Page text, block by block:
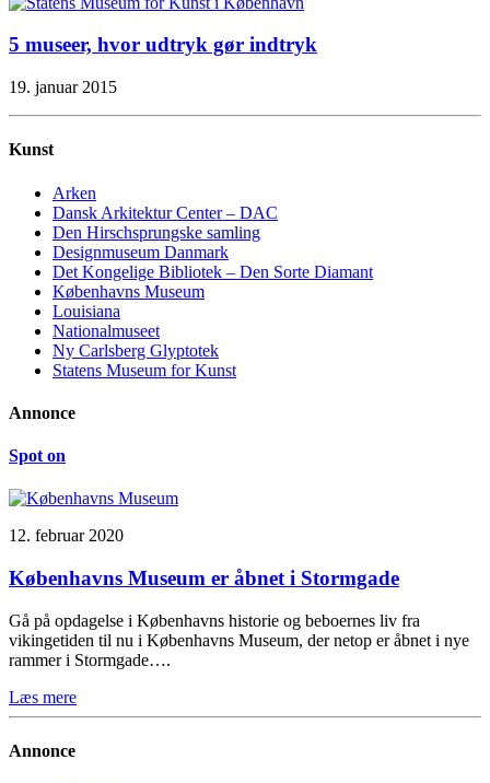
5 museer, hvor udtryk gør indtryk
19. januar 2015
Kunst
Arken
Dansk Arkitektur Center – DAC
Den Hirschsprungske samling
Designmuseum Danmark
Det Kongelige Bibliotek – Den Sorte Diamant
Københavns Museum
Louisiana
Nationalmuseet
Ny Carlsberg Glyptotek
Statens Museum for Kunst
Annonce
Spot on
12. februar 2020
Københavns Museum er åbnet i Stormgade
Gå på opdagelse i Københavns historie og beboernes liv fra
vikingetiden til nu i Københavns Museum, der netop er åbnet i nye
rammer i Stormgade….
Læs mere
Annonce